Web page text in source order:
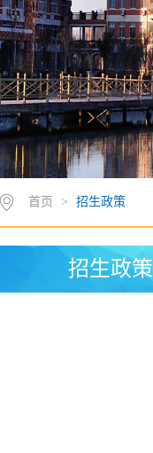
首页 > 招生政策
招生政策